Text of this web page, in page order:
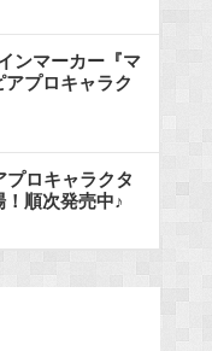
ンマーカー『マ
プロキャラク
プロキャラクタ
順次発売中♪